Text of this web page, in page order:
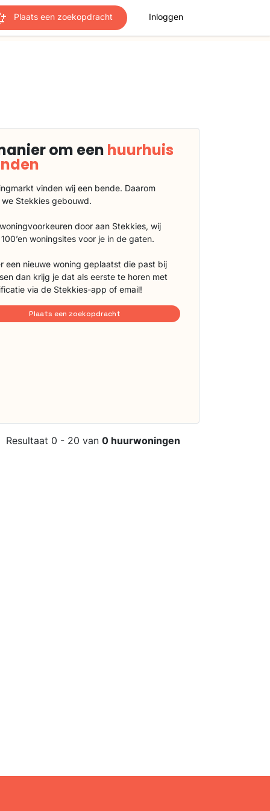
Plaats een zoekopdracht Inloggen
om een huurhuis
vinden wij een bende. Daarom
Stekkies gebouwd.
door aan Stekkies, wij
woningsites voor je in de gaten.
een nieuwe woning geplaatst die past bij
dan krijg je dat als eerste te horen met
via de Stekkies-app of email!
Plaats een zoekopdracht
Resultaat 0 - 20 van 0 huurwoningen